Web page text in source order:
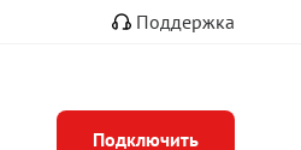
Поддержка
Подключить